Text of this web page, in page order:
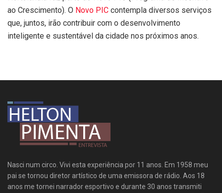
ao Crescimento). O Novo PIC contempla diversos serviços
que, juntos, irão contribuir com o desenvolvimento
inteligente e sustentável da cidade nos próximos anos.
Nasci num circo. Vivi esta experiência por 11 anos. Em 1958 meu
pai se tornou diretor artístico de uma emissora de rádio. Aos 18
anos me tornei narrador esportivo e durante 30 anos transmiti